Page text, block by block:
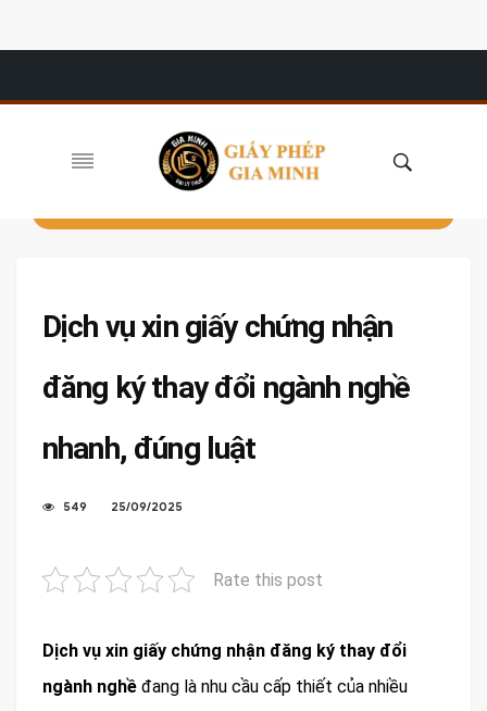
Dịch vụ xin giấy chứng nhận
đăng ký thay đổi ngành nghề
nhanh, đúng luật
549 25/09/2025
Rate this post
Dịch vụ xin giấy chứng nhận đăng ký thay đổi
ngành nghề đang là nhu cầu cấp thiết của nhiều